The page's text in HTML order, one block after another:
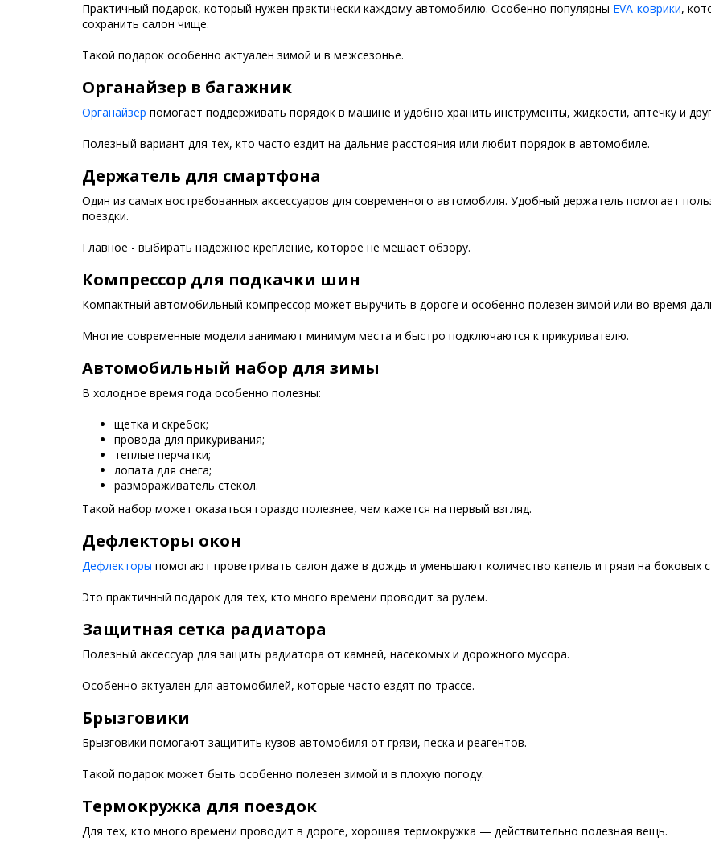
Практичный подарок, который нужен практически каждому автомобилю. Особенно популярны EVA-коврики,
сохранить салон чище.
Такой подарок особенно актуален зимой и в межсезонье.
Органайзер в багажник
Органайзер помогает поддерживать порядок в машине и удобно хранить инструменты, жидкости, аптечку и
Полезный вариант для тех, кто часто ездит на дальние расстояния или любит порядок в автомобиле.
Держатель для смартфона
Один из самых востребованных аксессуаров для современного автомобиля. Удобный держатель помогает
поездки.
Главное - выбирать надежное крепление, которое не мешает обзору.
Компрессор для подкачки шин
Компактный автомобильный компрессор может выручить в дороге и особенно полезен зимой или во время
Многие современные модели занимают минимум места и быстро подключаются к прикуривателю.
Автомобильный набор для зимы
В холодное время года особенно полезны:
щетка и скребок;
провода для прикуривания;
теплые перчатки;
лопата для снега;
размораживатель стекол.
Такой набор может оказаться гораздо полезнее, чем кажется на первый взгляд.
Дефлекторы окон
Дефлекторы помогают проветривать салон даже в дождь и уменьшают количество капель и грязи на боковых
Это практичный подарок для тех, кто много времени проводит за рулем.
Защитная сетка радиатора
Полезный аксессуар для защиты радиатора от камней, насекомых и дорожного мусора.
Особенно актуален для автомобилей, которые часто ездят по трассе.
Брызговики
Брызговики помогают защитить кузов автомобиля от грязи, песка и реагентов.
Такой подарок может быть особенно полезен зимой и в плохую погоду.
Термокружка для поездок
Для тех, кто много времени проводит в дороге, хорошая термокружка — действительно полезная вещь.